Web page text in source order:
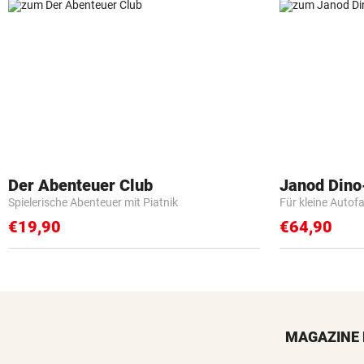
Der Abenteuer Club
Spielerische Abenteuer mit Piatnik
€19,90
Janod
Für kleine
€64,90
MAGAZINE